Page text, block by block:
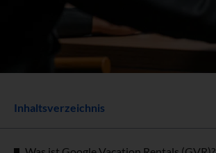
Inhaltsverzeichnis